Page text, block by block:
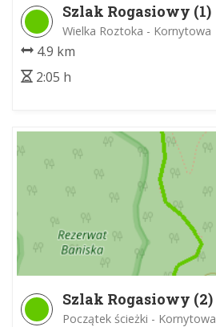
Szlak Rogasiowy (1)
Wielka Roztoka - Kornytowa
4.9 km
2:05 h
Szlak Rogasiowy (2)
Początek ścieżki - Kornytowa